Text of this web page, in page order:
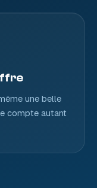
une belle
compte autant